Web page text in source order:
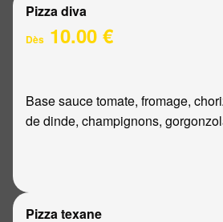
Pizza diva
Dès 10.00 €
Base sauce tomate, fromage,
de dinde, champignons,
Pizza texane